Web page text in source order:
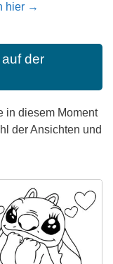
hier →
der
in diesem Moment
der Ansichten und